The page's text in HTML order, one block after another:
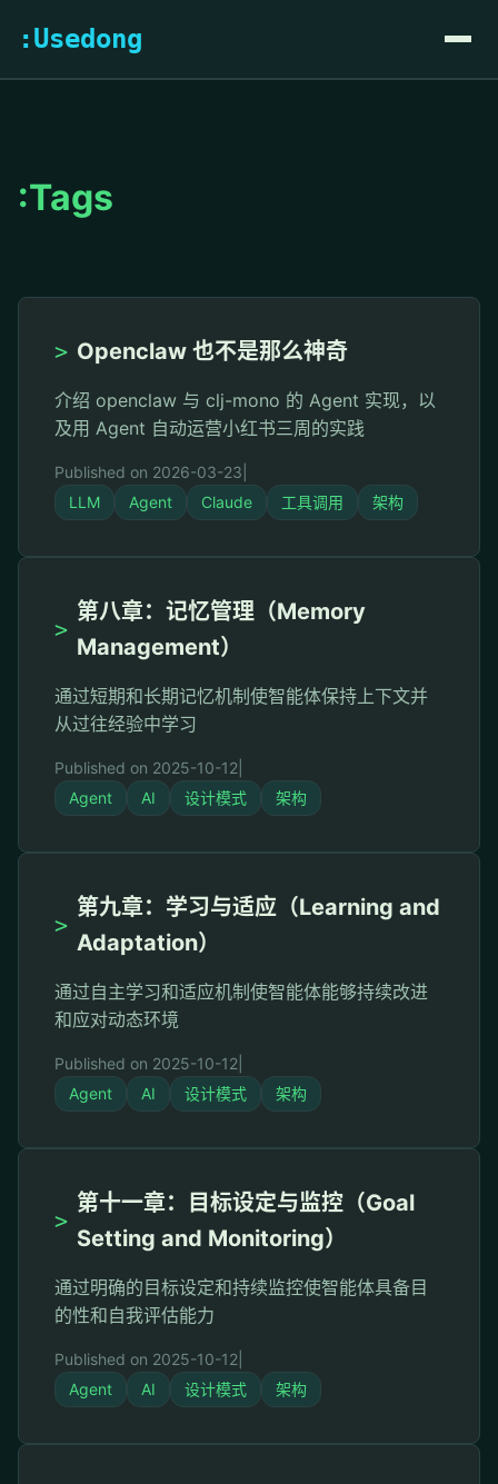
:Usedong
:Tags
> Openclaw 也不是那么神奇
介绍 openclaw 与 clj-mono 的 Agent 实现，以
及用 Agent 自动运营小红书三周的实践
Published on 2026-03-23
LLM
Agent Claude 工具调用 架构
>
第八章：记忆管理（Memory
Management）
通过短期和长期记忆机制使智能体保持上下文并
从过往经验中学习
Published on 2025-10-12
Agent
AI 设计模式 架构
>
第九章：学习与适应（Learning and
Adaptation）
通过自主学习和适应机制使智能体能够持续改进
和应对动态环境
Published on 2025-10-12
Agent
AI 设计模式 架构
>
第十一章：目标设定与监控（Goal
Setting and Monitoring）
通过明确的目标设定和持续监控使智能体具备目
的性和自我评估能力
Published on 2025-10-12
Agent
AI 设计模式 架构